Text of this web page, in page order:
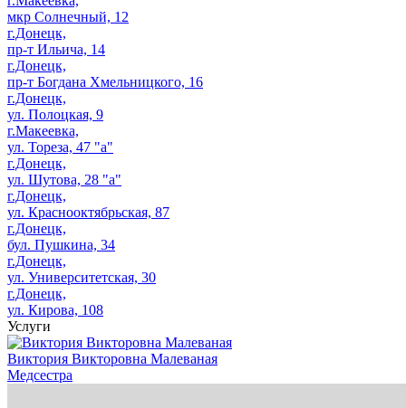
мкр Солнечный, 12
г.Донецк,
пр-т Ильича, 14
г.Донецк,
пр-т Богдана Хмельницкого, 16
г.Донецк,
ул. Полоцкая, 9
г.Макеевка,
ул. Тореза, 47 "а"
г.Донецк,
ул. Шутова, 28 "а"
г.Донецк,
ул. Краснооктябрьская, 87
г.Донецк,
бул. Пушкина, 34
г.Донецк,
ул. Университетская, 30
г.Донецк,
ул. Кирова, 108
Услуги
Виктория Викторовна Малеваная
Медсестра